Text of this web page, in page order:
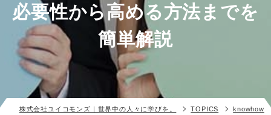
必要性から高める方法までを
簡単解説
株式会社ユイコモンズ｜世界中の人々に学びを。 TOPICS
knowhow